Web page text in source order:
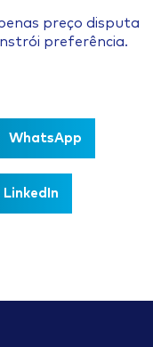
preço disputa
preferência.
WhatsApp
LinkedIn